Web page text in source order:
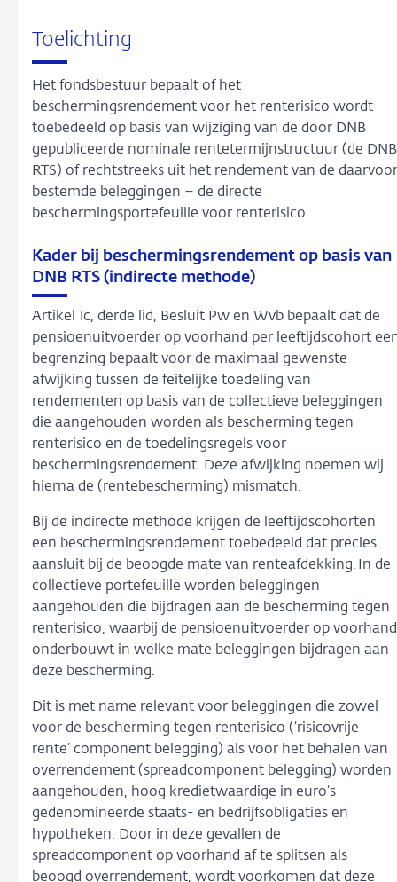
Toelichting
Het fondsbestuur bepaalt of het
beschermingsrendement voor het renterisico wordt
toebedeeld op basis van wijziging van de door DNB
gepubliceerde nominale rentetermijnstructuur (de DNB
RTS) of rechtstreeks uit het rendement van de daarvoor
bestemde beleggingen – de directe
beschermingsportefeuille voor renterisico.
Kader bij beschermingsrendement op basis van
DNB RTS (indirecte methode)
Artikel 1c, derde lid, Besluit Pw en Wvb bepaalt dat de
pensioenuitvoerder op voorhand per leeftijdscohort
begrenzing bepaalt voor de maximaal gewenste
afwijking tussen de feitelijke toedeling van
rendementen op basis van de collectieve beleggingen
die aangehouden worden als bescherming tegen
renterisico en de toedelingsregels voor
beschermingsrendement. Deze afwijking noemen wij
hierna de (rentebescherming) mismatch.
Bij de indirecte methode krijgen de leeftijdscohorten
een beschermingsrendement toebedeeld dat precies
aansluit bij de beoogde mate van renteafdekking. In de
collectieve portefeuille worden beleggingen
aangehouden die bijdragen aan de bescherming tegen
renterisico, waarbij de pensioenuitvoerder op voorhand
onderbouwt in welke mate beleggingen bijdragen aan
deze bescherming.
Dit is met name relevant voor beleggingen die zowel
voor de bescherming tegen renterisico (‘risicovrije
rente’ component belegging) als voor het behalen van
overrendement (spreadcomponent belegging) worden
aangehouden, hoog kredietwaardige in euro’s
gedenomineerde staats- en bedrijfsobligaties en
hypotheken. Door in deze gevallen de
spreadcomponent op voorhand af te splitsen als
beoogd overrendement, wordt voorkomen dat deze